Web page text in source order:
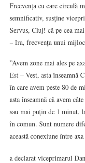
Frecvența cu care circulă
semnificativ, susține
Servus, Cluj! că pe cea
– Ira, frecvența unui
”Avem zone mai ales pe
Est – Vest, asta înseamnă
în care avem peste 80 de
asta înseamnă că avem
sau mai puțin de 1 minut,
în comun. Sunt numere
această conexiune între
a declarat viceprimarul